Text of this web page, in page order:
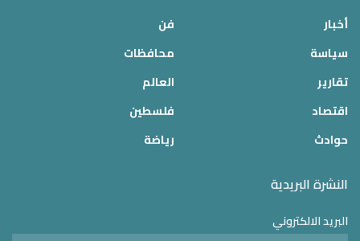
أخبار
سياسة
تقارير
اقتصاد
حوادث
فن
محافظات
العالم
فلسطين
رياضة
النشرة البريدية
البريد الالكتروني